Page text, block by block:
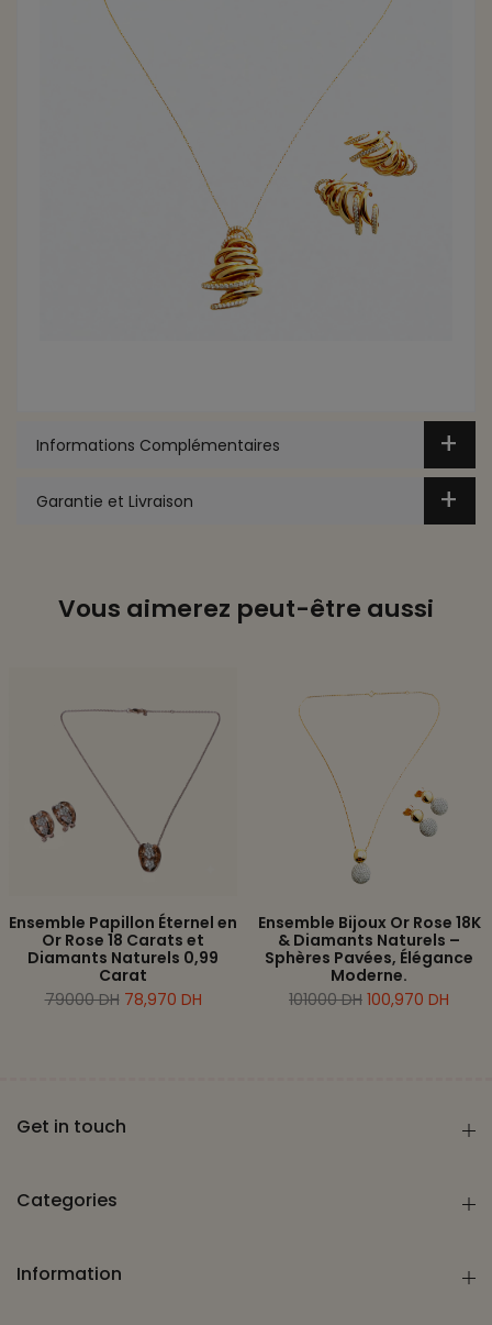
Informations Complémentaires
Garantie et Livraison
Vous aimerez peut-être aussi
Ensemble Papillon Éternel en
Or Rose 18 Carats et
Diamants Naturels 0,99
Carat
79000 DH 78,970 DH
Ensemble Bijoux Or Rose 18K
& Diamants Naturels –
Sphères Pavées, Élégance
Moderne.
101000 DH 100,970 DH
Get in touch
Categories
Information